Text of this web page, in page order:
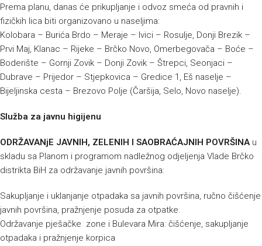
Prema planu, danas će prikupljanje i odvoz smeća od pravnih i
fizičkih lica biti organizovano u naseljima:
Kolobara – Burića Brdo – Meraje – Ivici – Rosulje, Donji Brezik –
Prvi Maj, Klanac – Rijeke – Brčko Novo, Omerbegovača – Boće –
Boderište – Gornji Zovik – Donji Zovik – Štrepci, Seonjaci –
Dubrave – Prijedor – Stjepkovica – Gredice 1, Eš naselje –
Bijeljinska cesta – Brezovo Polje (Čaršija, Selo, Novo naselje).
Služba za javnu higijenu
ODRŽAVANjE JAVNIH, ZELENIH I SAOBRAĆAJNIH POVRŠINAu
skladu sa Planom i programom nadležnog odjeljenja Vlade Brčko
distrikta BiH za održavanje javnih površina:
Sakupljanje i uklanjanje otpadaka sa javnih površina, ručno čišćenje
javnih površina, pražnjenje posuda za otpatke.
Održavanje pješačke zone i Bulevara Mira: čišćenje, sakupljanje
otpadaka i pražnjenje korpica